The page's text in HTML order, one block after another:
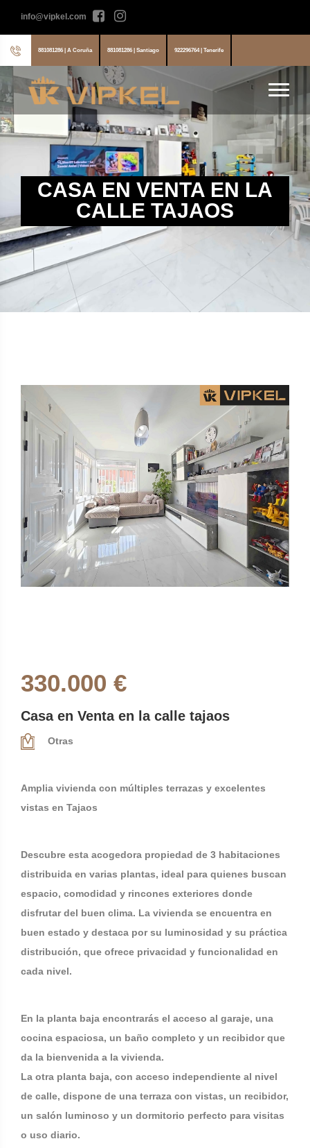
info@vipkel.com
881081286 | A Coruña 881081286 | Santiago 922296764 | Tenerife
CASA EN VENTA EN LA
CALLE TAJAOS
330.000 €
Casa en Venta en la calle tajaos
Otras
Amplia vivienda con múltiples terrazas y excelentes
vistas en Tajaos
Descubre esta acogedora propiedad de 3 habitaciones
distribuida en varias plantas, ideal para quienes buscan
espacio, comodidad y rincones exteriores donde
disfrutar del buen clima. La vivienda se encuentra en
buen estado y destaca por su luminosidad y su práctica
distribución, que ofrece privacidad y funcionalidad en
cada nivel.
En la planta baja encontrarás el acceso al garaje, una
cocina espaciosa, un baño completo y un recibidor que
da la bienvenida a la vivienda.
La otra planta baja, con acceso independiente al nivel
de calle, dispone de una terraza con vistas, un recibidor,
un salón luminoso y un dormitorio perfecto para visitas
o uso diario.